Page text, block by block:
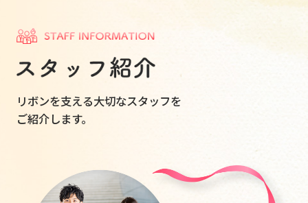
リボンを支える大切なスタッフを
ご紹介します。